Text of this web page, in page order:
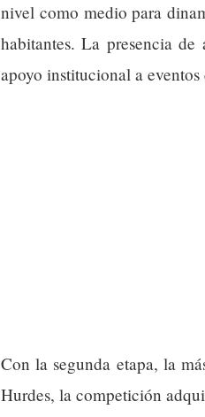
nivel como medio para
habitantes. La presencia de
apoyo institucional a
Con la segunda etapa, la
Hurdes, la competición